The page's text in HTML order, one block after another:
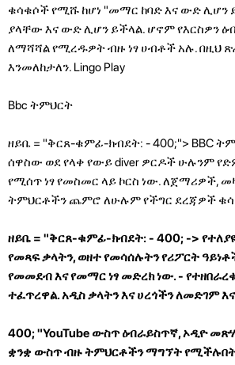
ቁሳቁሶች የሚሹ ከሆነ "መማር ከባድ እና ውድ ሊሆን
ያላቸው እና ውድ ሊሆን ይችላል. ሆኖም የእርስዎን
ለማሻሻል የሚረዱዎት ብዙ ነፃ ሀብቶች አሉ. በዚህ
እንመለከታለን. Lingo Play
Bbc ትምህርት
ዘይቤ = "ቅርጸ-ቁምፊ-ክብደት: - 400;"> BBC
ሰዋስው ወደ የላቀ የውይ diver ዎርዶች ሁሉንም
የሚሰጥ ነፃ የመስመር ላይ ኮርስ ነው. ለጀማሪዎች,
ትምህርቶችን ጨምሮ ለሁሉም የችግር ደረጃዎች
ዘይቤ = "ቅርጸ-ቁምፊ-ክብደት: - 400; ->
የመጻፍ ቃላትን, ወዘተ የመሳሰሉትን የሪፖርት
የመመደብ እና የመማር ነፃ መድረክ ነው. -
ተፈጥረዋል. አዲስ ቃላትን እና ሀረጎችን ለመድገም
400; "YouTube ውስጥ ዕብራይስጥኛ, ኦዲዮ
ቋንቋ ውስጥ ብዙ ትምህርቶችን ማግኘት የሚችሉበት